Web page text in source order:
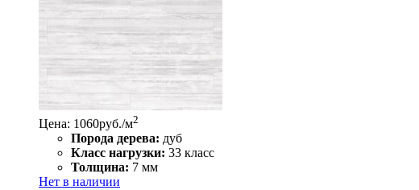
Цена: 1060руб./м2
Порода дерева: дуб
Класс нагрузки: 33 класс
Толщина: 7 мм
Нет в наличии